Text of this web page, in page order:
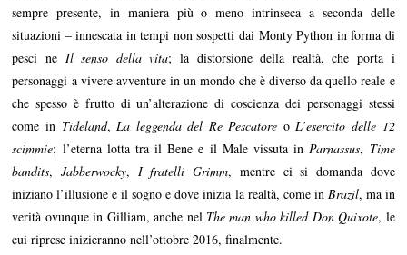
sempre presente, in maniera più o meno intrinseca a seconda delle
situazioni – innescata in tempi non sospetti dai Monty Python in forma di
pesci ne Il senso della vita; la distorsione della realtà, che porta i
personaggi a vivere avventure in un mondo che è diverso da quello reale e
che spesso è frutto di un’alterazione di coscienza dei personaggi stessi
come in Tideland,La leggenda del Re Pescatore oL’esercito delle 12
scimmie; l’eterna lotta tra il Bene e il Male vissuta inParnassus, Time
bandits,Jabberwocky, I fratelli Grimm, mentre ci si domanda dove
iniziano l’illusione e il sogno e dove inizia la realtà, come in Brazil, ma in
verità ovunque in Gilliam, anche nel The man who killed Don Quixote, le
cui riprese inizieranno nell’ottobre 2016, finalmente.